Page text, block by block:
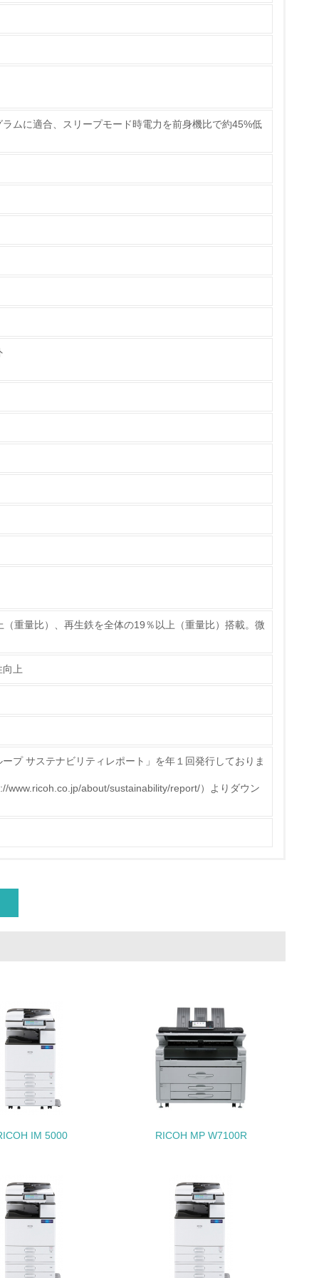
る
理解し、実践している
・販売
る
標や計画を立てている
減の取り組みを行っている
減目標や計画を立てている
クル目標や計画を立てている
極的に参加している
ムに適合、スリープモード時電力を前身機比で約45%低
重量比）、再生鉄を全体の19％以上（重量比）搭載。微
上
プ サステナビリティレポート」を年１回発行しておりま
www.ricoh.co.jp/about/sustainability/report/）よりダウン
IM 5000 RICOH MP W7100R